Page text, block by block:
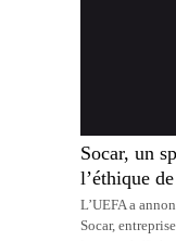
Socar, un
l’éthique
L’UEFA a
Socar,